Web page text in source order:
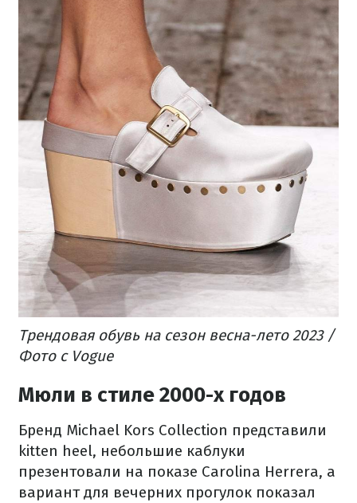
Трендовая обувь на сезон весна-лето 2023 /
Фото с Vogue
Мюли в стиле 2000-х годов
Бренд Michael Kors Collection представили
kitten heel, небольшие каблуки
презентовали на показе Carolina Herrera, а
вариант для вечерних прогулок показал